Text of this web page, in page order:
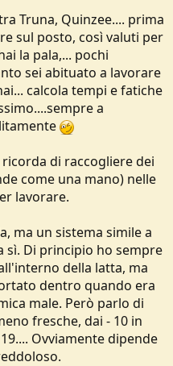
cmq porteremo )ricoprire il
dell'altra neve,che dite può
a fare le svariate prove nei
troppo
!!!!
Truna, Quinzee.... prima
sul posto, così valuti per
la pala,... pochi
sei abituato a lavorare
calcola tempi e fatiche
a
di raccogliere dei
come una mano) nelle
lavorare.
ma un sistema simile a
sì. Di principio ho sempre
della latta, ma
dentro quando era
male. Però parlo di
fresche, dai - 10 in
Ovviamente dipende